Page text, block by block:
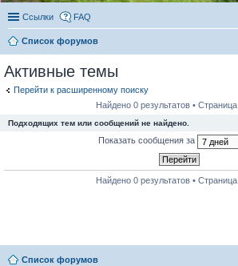
Ссылки FAQ
Список форумов
Активные темы
Перейти к расширенному поиску
Найдено 0 результатов • Страница
Подходящих тем или сообщений не найдено.
Показать сообщения за
Найдено 0 результатов • Страница
Список форумов